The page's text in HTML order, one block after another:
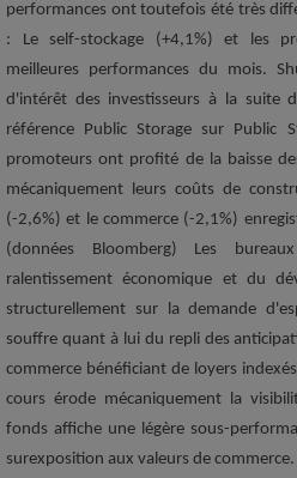
performances ont toutefois été très
: Le self-stockage (+4,1%) et les
meilleures performances du mois.
d'intérêt des investisseurs à la suite
référence Public Storage sur Public
promoteurs ont profité de la baisse
mécaniquement leurs coûts de
(-2,6%) et le commerce (-2,1%)
(données Bloomberg) Les
ralentissement économique et du
structurellement sur la demande
souffre quant à lui du repli des
commerce bénéficiant de loyers
cours érode mécaniquement la
fonds affiche une légère sous-
surexposition aux valeurs de commerce.